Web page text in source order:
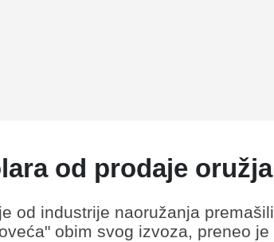
od prodaje oružja
od industrije naoružanja premašili
obim svog izvoza, preneo je